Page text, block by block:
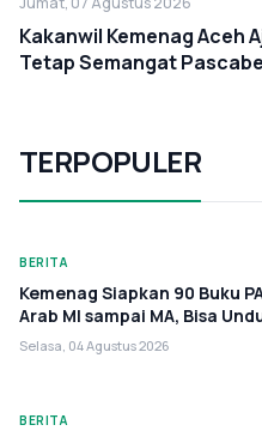
Kakanwil Kemenag Aceh
Tetap Semangat
TERPOPULER
BERITA
Kemenag Siapkan 90 Buku
Arab MI sampai MA, Bisa
Selasa, 04 Agustus 2026
BERITA